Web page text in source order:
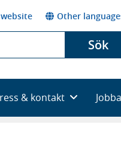
Other
Sök
& kontakt